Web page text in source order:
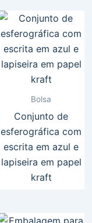
Bolsa
Conjunto de
esferográfica com
escrita em azul e
lapiseira em papel
kraft